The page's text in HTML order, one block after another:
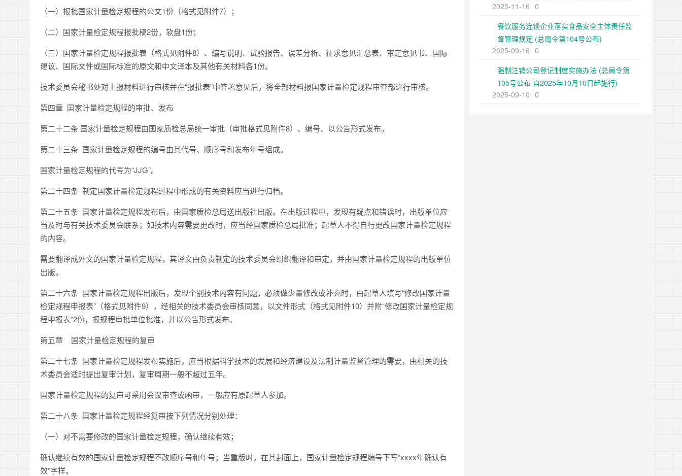
（一）报批国家计量检定规程的公文1份（格式见附件7）；
（二）国家计量检定规程报批稿2份，软盘1份；
（三）国家计量检定规程报批表（格式见附件8）、编写说明、试验报告、误差分析、征求意见汇总表、审定意见书、国际
建议、国际文件或国际标准的原文和中文译本及其他有关材料各1份。
技术委员会秘书处对上报材料进行审核并在“报批表”中签署意见后，将全部材料报国家计量检定规程审查部进行审核。
第四章 国家计量检定规程的审批、发布
第二十二条 国家计量检定规程由国家质检总局统一审批（审批格式见附件8）、编号、以公告形式发布。
第二十三条 国家计量检定规程的编号由其代号、顺序号和发布年号组成。
国家计量检定规程的代号为“JJG”。
第二十四条 制定国家计量检定规程过程中形成的有关资料应当进行归档。
第二十五条 国家计量检定规程发布后，由国家质检总局送出版社出版。在出版过程中，发现有疑点和错误时，出版单位应
当及时与有关技术委员会联系；如技术内容需要更改时，应当经国家质检总局批准；起草人不得自行更改国家计量检定规程
的内容。
需要翻译成外文的国家计量检定规程，其译文由负责制定的技术委员会组织翻译和审定，并由国家计量检定规程的出版单位
出版。
第二十六条 国家计量检定规程出版后，发现个别技术内容有问题，必须做少量修改或补充时，由起草人填写“修改国家计量
检定规程申报表”（格式见附件9），经相关的技术委员会审核同意，以文件形式（格式见附件10）并附“修改国家计量检定规
程申报表”2份，报规程审批单位批准，并以公告形式发布。
第五章 国家计量检定规程的复审
第二十七条 国家计量检定规程发布实施后，应当根据科学技术的发展和经济建设及法制计量监督管理的需要，由相关的技
术委员会适时提出复审计划，复审周期一般不超过五年。
国家计量检定规程的复审可采用会议审查或函审，一般应有原起草人参加。
第二十八条 国家计量检定规程经复审按下列情况分别处理：
（一）对不需要修改的国家计量检定规程，确认继续有效；
确认继续有效的国家计量检定规程不改顺序号和年号；当重版时，在其封面上，国家计量检定规程编号下写“xxxx年确认有
效”字样。
二次修正）
2025-11-16 0
餐饮服务连锁企业落实食品安全主体责任监
督管理规定 (总局令第104号公布)
2025-09-16 0
强制注销公司登记制度实施办法 (总局令第
105号公布 自2025年10月10日起施行)
2025-09-10 0